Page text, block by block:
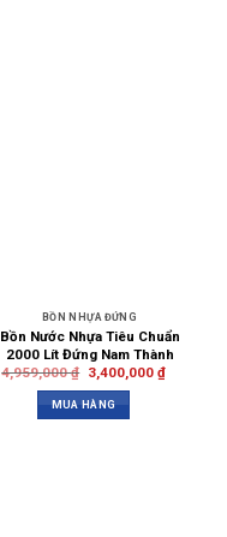
BỒN NHỰA ĐỨNG
Bồn Nước Nhựa Tiêu Chuẩn
2000 Lít Đứng Nam Thành
4,959,000₫ 3,400,000 ₫
MUA HÀNG